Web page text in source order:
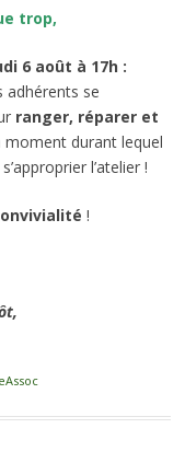
trop,
6 août à 17h :
adhérents se
ranger, réparer et
moment durant lequel
l’atelier !
!